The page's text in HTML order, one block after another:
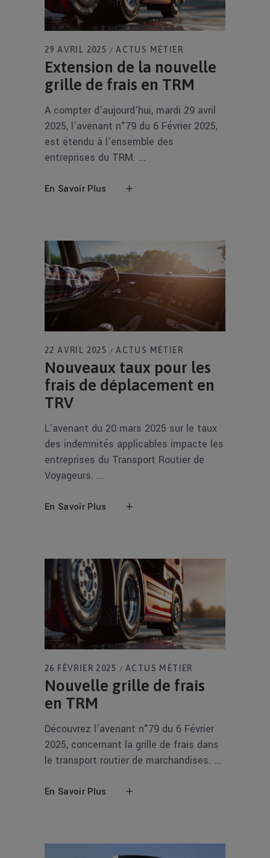
29 AVRIL 2025 ACTUS MÉTIER
Extension de la nouvelle
grille de frais en TRM
A compter d'aujourd'hui, mardi 29 avril
2025, l’avenant n°79 du 6 Février 2025,
est étendu à l'ensemble des
entreprises du TRM.
En Savoir Plus
22 AVRIL 2025 ACTUS MÉTIER
Nouveaux taux pour les
frais de déplacement en
TRV
L’avenant du 20 mars 2025 sur le taux
des indemnités applicables impacte les
entreprises du Transport Routier de
Voyageurs.
En Savoir Plus
26 FÉVRIER 2025 ACTUS MÉTIER
Nouvelle grille de frais
en TRM
Découvrez l’avenant n°79 du 6 Février
2025, concernant la grille de frais dans
le transport routier de marchandises.
En Savoir Plus